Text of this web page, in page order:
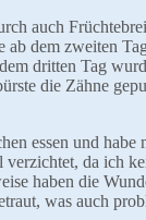
auch
dem zweiten
dritten Tag
die Zähne
essen und habe
da ich
haben die
was auch